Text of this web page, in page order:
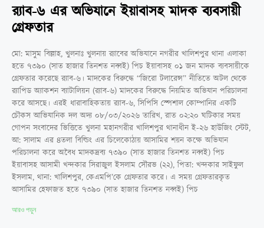
র‍্যাব-৬ এর অভিযানে ইয়াবাসহ মাদক ব্যবসায়ী
গ্রেফতার
মো: মাসুম বিল্লাহ, খুলনাঃ খুলনায় র‍্যাবের অভিযানে নগরীর খালিশপুর থানা এলাকা
হতে ৭৩৯০ (সাত হাজার তিনশত নব্বই) পিচ ইয়াবাসহ ০১ জন মাদক ব্যবসায়ীকে
গ্রেফতার করেছে র‍্যাব-৬। মাদকের বিরুদ্ধে “জিরো টলারেন্স” নীতিতে অটল থেকে
র‌্যাপিড অ্যাকশন ব্যাটালিয়ন (র‌্যাব-৬) মাদকের বিরুদ্ধে নিয়মিত অভিযান পরিচালনা
করে আসছে। এরই ধারাবাহিকতায় র‍্যাব-৬, সিপিসি স্পেশাল কোম্পানির একটি
চৌকস আভিযানিক দল অদ্য ০৮/০৩/২০২৬ তারিখ, রাত ০২:২০ ঘটিকার সময়
গোপন সংবাদের ভিত্তিতে খুলনা মহানগরীর খালিশপুর থানাধীন ই-২৬ হাউজিং স্টেট,
আ: সালাম এর ৪তলা বিল্ডিং এর চিলেকোঠায় আসামির শয়ন কক্ষে অভিযান
পরিচালনা করে অবৈধ মাদকদ্রব্য ৭৩৯০ (সাত হাজার তিনশত নব্বই) পিচ
ইয়াবাসহ আসামী খন্দকার সিরাজুল ইসলাম সৌরভ (২২), পিতা: খন্দকার সাইফুল
ইসলাম, থানা: খালিশপুর, কেএমপি’কে গ্রেফতার করে। এ সময় গ্রেফতারকৃত
আসামির হেফাজত হতে ৭৩৯০ (সাত হাজার তিনশত নব্বই) পিচ
আরও পড়ুন